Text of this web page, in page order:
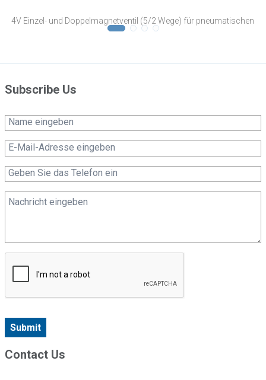
4V Einzel- und Doppelmagnetventil (5/2 Wege) für pneumatischen
Antrieb
Contact Us
Subscribe Us
Submit